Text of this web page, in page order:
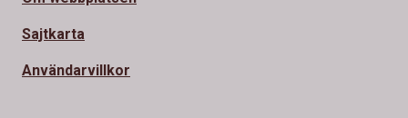
Sajtkarta
Användarvillkor